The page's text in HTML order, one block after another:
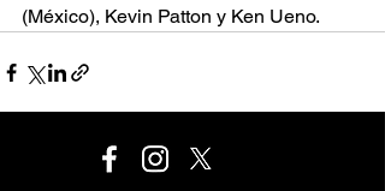
(México), Kevin Patton y Ken Ueno.